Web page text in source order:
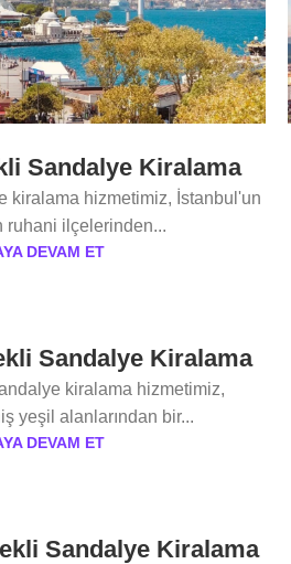
Sandalye Kiralama
kiralama hizmetimiz, İstanbul'un
ruhani ilçelerinden...
DEVAM ET
Sandalye Kiralama
kiralama hizmetimiz,
yeşil alanlarından bir...
DEVAM ET
Sandalye Kiralama